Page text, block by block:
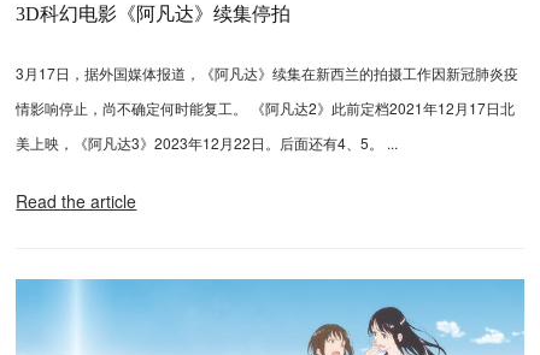
3D科幻电影《阿凡达》续集停拍
3月17日，据外国媒体报道，《阿凡达》续集在新西兰的拍摄工作因新冠肺炎疫
情影响停止，尚不确定何时能复工。 《阿凡达2》此前定档2021年12月17日北
美上映，《阿凡达3》2023年12月22日。后面还有4、5。 ...
Read the article